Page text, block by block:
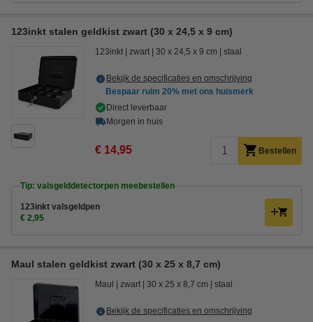
123inkt stalen geldkist zwart (30 x 24,5 x 9 cm)
123inkt zwart 30 x 24,5 x 9 cm staal
Bekijk de specificaties en omschrijving
Bespaar ruim 20% met ons huismerk
Direct leverbaar
Morgen in huis
€ 14,95 Bestellen
Tip: valsgelddetectorpen meebestellen
123inkt valsgeldpen
€ 2,95
Maul stalen geldkist zwart (30 x 25 x 8,7 cm)
Maul zwart 30 x 25 x 8,7 cm staal
Bekijk de specificaties en omschrijving